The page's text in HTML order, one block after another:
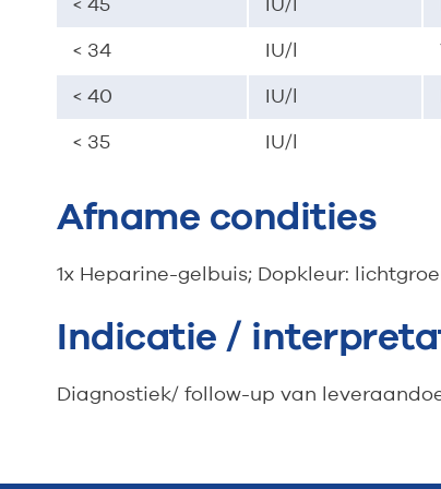
< 45 IU/l
< 34 IU/l
< 40 IU/l
< 35 IU/l
Afname condities
1x Heparine-gelbuis; Dopkleur:
Indicatie /
Diagnostiek/ follow-up van